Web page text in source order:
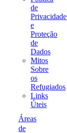
de
Privacidade
e
Proteção
de
Dados
Mitos
Sobre
os
Refugiados
Links
Úteis
Áreas
de